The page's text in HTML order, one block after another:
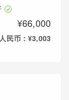
¥66,000
民币：¥3,003